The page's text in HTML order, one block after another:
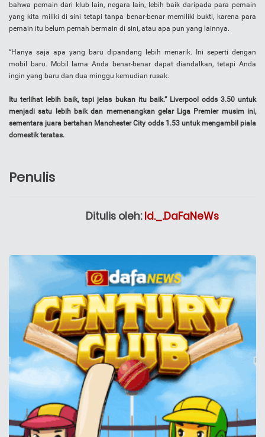
bahwa pemain dari klub lain, negara lain, lebih baik daripada para pemain
yang kita miliki di sini tetapi tanpa benar-benar memiliki bukti, karena para
pemain itu belum pernah bermain di sini, atau apa pun yang lainnya.
“Hanya saja apa yang baru dipandang lebih menarik. Ini seperti dengan
mobil baru. Mobil lama Anda benar-benar dapat diandalkan, tetapi Anda
ingin yang baru dan dua minggu kemudian rusak.
Itu terlihat lebih baik, tapi jelas bukan itu baik.” Liverpool odds 3.50 untuk
menjadi satu lebih baik dan memenangkan gelar Liga Premier musim ini,
sementara juara bertahan Manchester City odds 1.53 untuk mengambil piala
domestik teratas.
Penulis
Ditulis oleh:Id._.DaFaNeWs